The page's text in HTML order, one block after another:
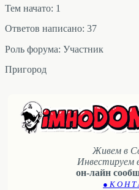
Тем начато: 1
Ответов написано: 37
Роль форума: Участник
Пригород
Живем в
Инвестируем
он-лайн
● К О Н Т